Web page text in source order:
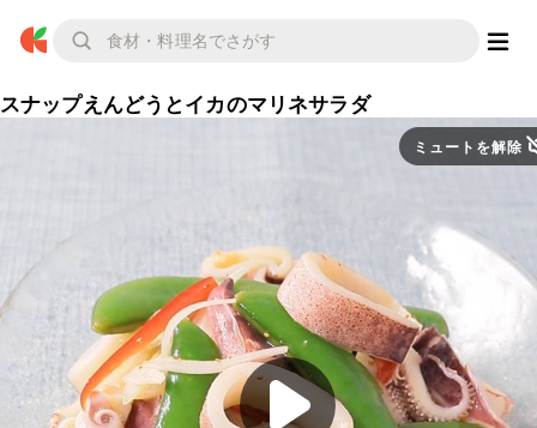
スナップえんどうとイカのマリネサラダ
ミュートを解除